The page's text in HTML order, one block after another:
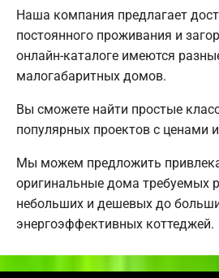
Наша компания предлагает
постоянного проживания и
онлайн-каталоге имеются
малогабаритных домов.
Вы сможете найти простые
популярных проектов с ценами
Мы можем предложить
оригинальные дома требуемых
небольших и дешевых до
энергоэффективных коттеджей.